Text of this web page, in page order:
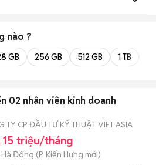
nào ?
GB 256 GB 512 GB 1 TB
02 nhân viên kinh doanh
TY CP ĐẦU TƯ KỸ THUẬT VIET ASIA
triệu/tháng
Hà Đông (P. Kiến Hưng mới)